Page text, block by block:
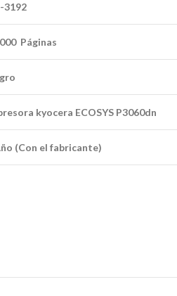
3192
Páginas
kyocera ECOSYS P3060dn
(Con el fabricante)